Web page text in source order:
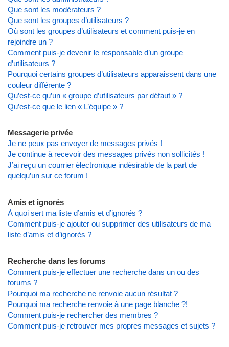
Que sont les modérateurs ?
Que sont les groupes d’utilisateurs ?
Où sont les groupes d’utilisateurs et comment puis-je en
rejoindre un ?
Comment puis-je devenir le responsable d’un groupe
d’utilisateurs ?
Pourquoi certains groupes d’utilisateurs apparaissent dans une
couleur différente ?
Qu’est-ce qu’un « groupe d’utilisateurs par défaut » ?
Qu’est-ce que le lien « L’équipe » ?
Messagerie privée
Je ne peux pas envoyer de messages privés !
Je continue à recevoir des messages privés non sollicités !
J’ai reçu un courrier électronique indésirable de la part de
quelqu’un sur ce forum !
Amis et ignorés
À quoi sert ma liste d’amis et d’ignorés ?
Comment puis-je ajouter ou supprimer des utilisateurs de ma
liste d’amis et d’ignorés ?
Recherche dans les forums
Comment puis-je effectuer une recherche dans un ou des
forums ?
Pourquoi ma recherche ne renvoie aucun résultat ?
Pourquoi ma recherche renvoie à une page blanche ?!
Comment puis-je rechercher des membres ?
Comment puis-je retrouver mes propres messages et sujets ?